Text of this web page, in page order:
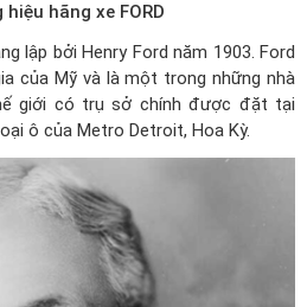
hãng xe FORD
lập bởi Henry Ford năm 1903. Ford
của Mỹ và là một trong những nhà
giới có trụ sở chính được đặt tại
ô của Metro Detroit, Hoa Kỳ.